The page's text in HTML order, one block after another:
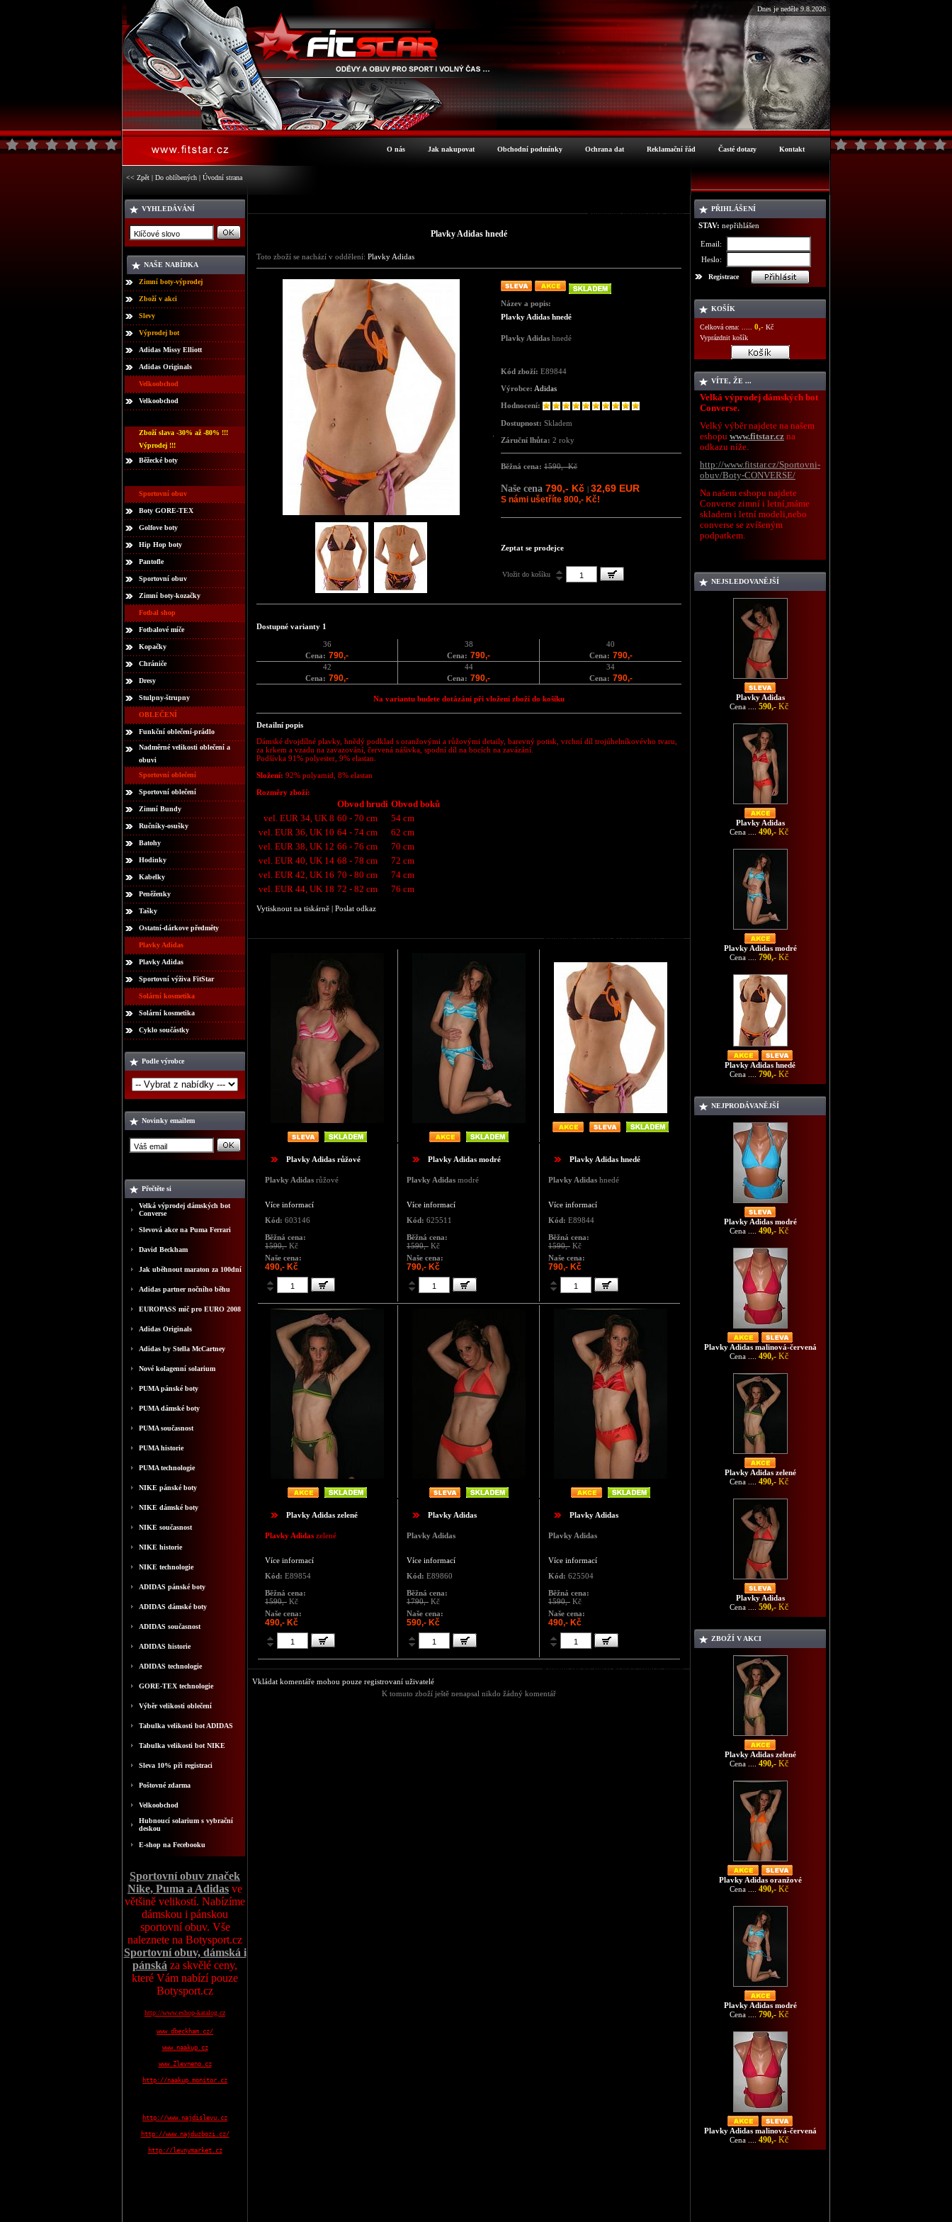
Dnes je neděle 9.8.2026
O nás Jak nakupovat Obchodní podmínky Ochrana dat Reklamační řád Časté dotazy Kontakt
<< Zpět | Do oblíbených | Úvodní strana
VYHLEDÁVÁNÍ
NAŠE NABÍDKA
Zimní boty-výprodej
Zboží v akci
Slevy
Výprodej bot
Adidas Missy Elliott
Adidas Originals
Velkoobchod
Velkoobchod
Zboží slava -30% až -80% !!!
Výprodej !!!
Běžecké boty
Sportovní obuv
Boty GORE-TEX
Golfove boty
Hip Hop boty
Pantofle
Sportovní obuv
Zimní boty-kozačky
Fotbal shop
Fotbalové míče
Kopačky
Chrániče
Dresy
Stulpny-štrupny
OBLEČENÍ
Funkční oblečení-prádlo
Nadměrné velikosti oblečení a
obuvi
Sportovní oblečení
Sportovní oblečení
Zimní Bundy
Ručníky-osušky
Batohy
Hodinky
Kabelky
Peněženky
Tašky
Ostatní-dárkove předměty
Plavky Adidas
Plavky Adidas
Sportovní výživa FitStar
Solární kosmetika
Solární kosmetika
Cyklo součástky
Podle výrobce
Novinky emailem
Přečtěte si
Velká výprodej dámských bot
Converse
Slevová akce na Puma Ferrari
David Beckham
Jak uběhnout maraton za 100dní
Adidas partner nočního běhu
EUROPASS mič pro EURO 2008
Adidas Originals
Adidas by Stella McCartney
Nové kolagenní solarium
PUMA pánské boty
PUMA dámské boty
PUMA současnost
PUMA historie
PUMA technologie
NIKE pánské boty
NIKE dámské boty
NIKE současnost
NIKE historie
NIKE technologie
ADIDAS pánské boty
ADIDAS dámské boty
ADIDAS současnost
ADIDAS historie
ADIDAS technologie
GORE-TEX technologie
Výběr velikosti oblečení
Tabulka velikosti bot ADIDAS
Tabulka velikosti bot NIKE
Sleva 10% při registraci
Poštovné zdarma
Velkoobchod
Hubnoucí solarium s vybrační
deskou
E-shop na Fecebooku
Sportovní obuv značek
Nike, Puma a Adidas ve
většině velikostí. Nabízíme
dámskou i pánskou
sportovní obuv. Vše
naleznete na Botysport.cz
Sportovní obuv, dámská i
pánská za skvělé ceny,
které Vám nabízí pouze
Botysport.cz
http://www.eshop-katalog.cz
www.dbeckham.cz/
www.naakup.cz
www.Zlevneno.cz
http://naakup.monitor.cz
http://www.najdislevu.cz
http://www.najduzbozi.cz/
http://levnymarket.cz
Podrobné informace o zboží
Plavky Adidas hnedé
Toto zboží se nachází v oddělení: Plavky Adidas
Název a popis:
Plavky Adidas hnedé
Plavky Adidas hnedé
Kód zboží: E89844
Výrobce: Adidas
Hodnocení:
Dostupnost: Skladem
Záruční lhůta: 2 roky
Běžná cena: 1590,- Kč
Naše cena 790,- Kč 32,69 EUR
S námi ušetříte 800,- Kč!
Zeptat se prodejce
Vložit do košíku
Dostupné varianty 1
36
Cena: 790,-
38
Cena: 790,-
40
Cena: 790,-
42
Cena: 790,-
44
Cena: 790,-
34
Cena: 790,-
Na variantu budete dotázáni při vložení zboží do košíku
Detailní popis
Dámské dvojdílné plavky, hnědý podklad s oranžovými a růžovými detaily, barevný potisk, vrchní díl trojúhelníkovévho tvaru,
za krkem a vzadu na zavazování, červená nášivka, spodní díl na bocích na zavázání.
Podšívka 91% polyester, 9% elastan.
Složení: 92% polyamid, 8% elastan
Rozměry zboží:
Obvod hrudi Obvod boků
vel. EUR 34, UK 8 60 - 70 cm
54 cm
vel. EUR 36, UK 10 64 - 74 cm
62 cm
vel. EUR 38, UK 12 66 - 76 cm
70 cm
vel. EUR 40, UK 14 68 - 78 cm
72 cm
vel. EUR 42, UK 16 70 - 80 cm
74 cm
vel. EUR 44, UK 18 72 - 82 cm 76 cm
Vytisknout na tiskárně | Poslat odkaz
Podobné zboží jako Plavky Adidas hnedé
Plavky Adidas růžové
Plavky Adidas růžové
Více informací
Kód: 603146
Běžná cena:
1590,- Kč
Naše cena:
490,- Kč
Plavky Adidas modré
Plavky Adidas modré
Více informací
Kód: 625511
Běžná cena:
1590,- Kč
Naše cena:
790,- Kč
Plavky Adidas hnedé
Plavky Adidas hnedé
Více informací
Kód: E89844
Běžná cena:
1590,- Kč
Naše cena:
790,- Kč
Plavky Adidas zelené
Plavky Adidas zelené
Více informací
Kód: E89854
Běžná cena:
1590,- Kč
Naše cena:
490,- Kč
Plavky Adidas
Plavky Adidas
Více informací
Kód: E89860
Běžná cena:
1790,- Kč
Naše cena:
590,- Kč
Plavky Adidas
Plavky Adidas
Více informací
Kód: 625504
Běžná cena:
1590,- Kč
Naše cena:
490,- Kč
Komentáře ke zboží Plavky Adidas hnedé
Vkládat komentáře mohou pouze registrovaní uživatelé
K tomuto zboží ještě nenapsal nikdo žádný komentář
PŘIHLÁŠENÍ
STAV: nepřihlášen
Email:
Heslo:
Registrace
KOŠÍK
Celková cena: ..... 0,- Kč
Vyprázdnit košík
VÍTE, ŽE ...
Velká výprodej dámských bot
Converse.
Velký výběr najdete na našem
eshopu www.fitstar.cz na
odkazu níže.
http://www.fitstar.cz/Sportovni-
obuv/Boty-CONVERSE/
Na našem eshopu najdete
Converse zimní i letní,máme
skladem i letní modeli,nebo
converse se zvíšeným
podpatkem.
NEJSLEDOVANĚJŠÍ
Plavky Adidas
Cena .... 590,- Kč
Plavky Adidas
Cena .... 490,- Kč
Plavky Adidas modré
Cena .... 790,- Kč
Plavky Adidas hnedé
Cena .... 790,- Kč
NEJPRODÁVANĚJŠÍ
Plavky Adidas modré
Cena .... 490,- Kč
Plavky Adidas malinová-červená
Cena .... 490,- Kč
Plavky Adidas zelené
Cena .... 490,- Kč
Plavky Adidas
Cena .... 590,- Kč
ZBOŽÍ V AKCI
Plavky Adidas zelené
Cena .... 490,- Kč
Plavky Adidas oranžové
Cena .... 490,- Kč
Plavky Adidas modré
Cena .... 790,- Kč
Plavky Adidas malinová-červená
Cena .... 490,- Kč